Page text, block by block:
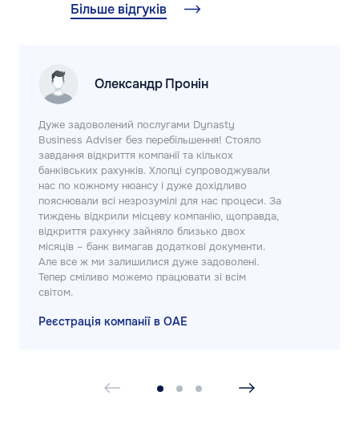
Більше відгуків
Олександр Пронін
Дуже задоволений послугами Dynasty
Business Adviser без перебільшення! Стояло
завдання відкриття компанії та кількох
банківських рахунків. Хлопці супроводжували
нас по кожному нюансу і дуже дохідливо
пояснювали всі незрозумілі для нас процеси. За
тиждень відкрили місцеву компанію, щоправда,
відкриття рахунку зайняло близько двох
місяців – банк вимагав додаткові документи.
Але все ж ми залишилися дуже задоволені.
Тепер сміливо можемо працювати зі всім
світом.
Реєстрація компанії в ОАЕ